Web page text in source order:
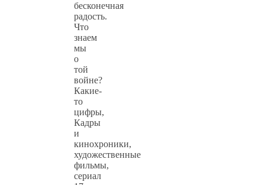
бесконечная
радость.
Что
знаем
мы
о
той
войне?
Какие-
то
цифры,
Кадры
и
кинохроники,
художественные
фильмы,
сериал